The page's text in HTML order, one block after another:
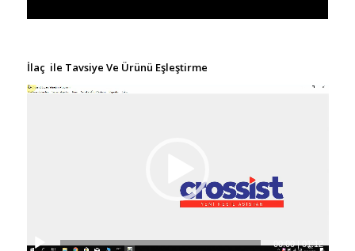
İlaç ile Tavsiye Ve Ürünü Eşleştirme
00:00|01:12